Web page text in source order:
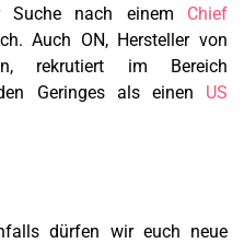
nach einem Chief
Auch ON, Hersteller von
rekrutiert im Bereich
Geringes als einen US
dürfen wir euch neue